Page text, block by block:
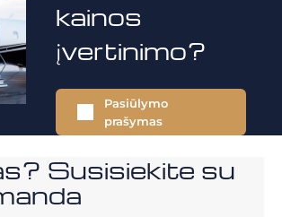
kainos
įvertinimo?
Pasiūlymo
prašymas
Susisiekite su